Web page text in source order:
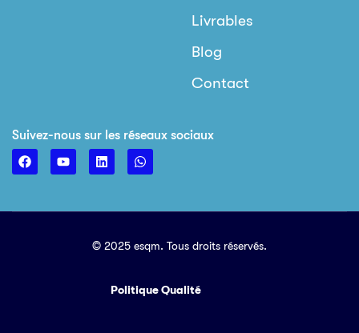
Livrables
Blog
Contact
Suivez-nous sur les réseaux sociaux
© 2025 esqm. Tous droits réservés.
Politique Qualité